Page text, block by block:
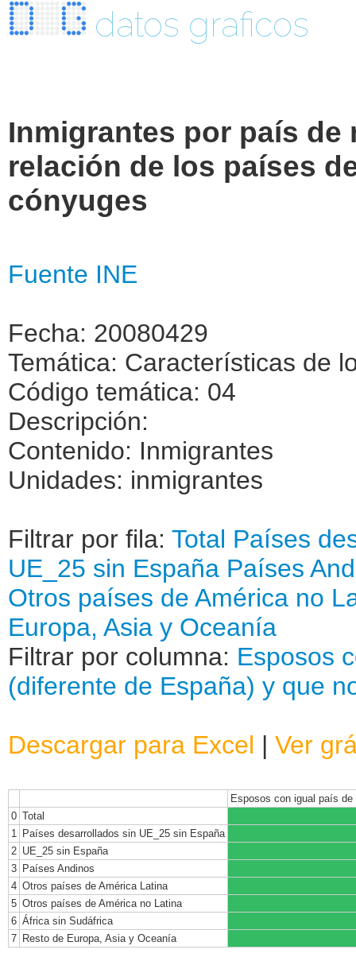
datos graficos
Inmigrantes por país
relación de los países
cónyuges
Fuente INE
Fecha: 20080429
Temática: Características de
Código temática: 04
Descripción:
Contenido: Inmigrantes
Unidades: inmigrantes
Filtrar por fila: Total Países
UE_25 sin España Países
Otros países de América no
Europa, Asia y Oceanía
Filtrar por columna: Esposos
(diferente de España) y que
Descargar para Excel | Ver
Esposos con igual país
0 Total
1
Países desarrollados sin UE_25 sin España
2 UE_25 sin España
3 Países Andinos
4 Otros países de América Latina
5 Otros países de América no Latina
6 África sin Sudáfrica
7 Resto de Europa, Asia y Oceanía